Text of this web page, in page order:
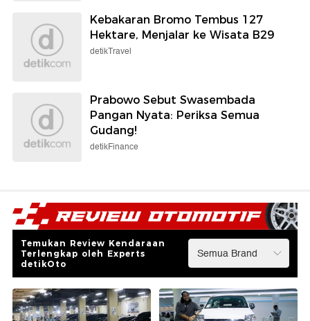
Kebakaran Bromo Tembus 127
Hektare, Menjalar ke Wisata B29
detikTravel
Prabowo Sebut Swasembada
Pangan Nyata: Periksa Semua
Gudang!
detikFinance
Temukan Review Kendaraan
Terlengkap oleh Experts
detikOto